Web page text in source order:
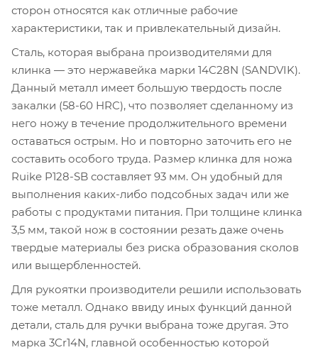
сторон относятся как отличные рабочие
характеристики, так и привлекательный дизайн.
Сталь, которая выбрана производителями для
клинка — это нержавейка марки 14C28N (SANDVIK).
Данный металл имеет большую твердость после
закалки (58-60 HRC), что позволяет сделанному из
него ножу в течение продолжительного времени
оставаться острым. Но и повторно заточить его не
составить особого труда. Размер клинка для ножа
Ruike P128-SB составляет 93 мм. Он удобный для
выполнения каких-либо подсобных задач или же
работы с продуктами питания. При толщине клинка
3,5 мм, такой нож в состоянии резать даже очень
твердые материалы без риска образования сколов
или выщербленностей.
Для рукоятки производители решили использовать
тоже металл. Однако ввиду иных функций данной
детали, сталь для ручки выбрана тоже другая. Это
марка 3Cr14N, главной особенностью которой